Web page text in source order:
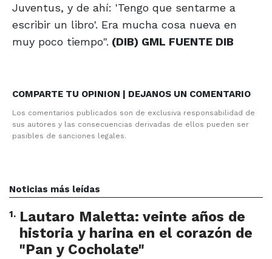
Juventus, y de ahí: 'Tengo que sentarme a
escribir un libro'. Era mucha cosa nueva en
muy poco tiempo". (DIB) GML FUENTE DIB
COMPARTE TU OPINION | DEJANOS UN COMENTARIO
Los comentarios publicados son de exclusiva responsabilidad de
sus autores y las consecuencias derivadas de ellos pueden ser
pasibles de sanciones legales.
Noticias más leídas
1. Lautaro Maletta: veinte años de
historia y harina en el corazón de
"Pan y Cocholate"